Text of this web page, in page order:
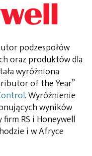
podzespołów
oraz produktów dla
wyróżniona
of the Year”
. Wyróżnienie
wyników
RS i Honeywell
i w Afryce